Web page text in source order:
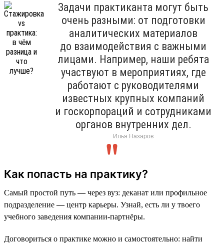
Задачи практиканта могут быть
очень разными: от подготовки
аналитических материалов
до взаимодействия с важными
лицами. Например, наши ребята
участвуют в мероприятиях, где
работают с руководителями
известных крупных компаний
и госкорпораций и сотрудниками
органов внутренних дел.
Илья Назаров
Как попасть на практику?
Самый простой путь — через вуз: деканат или профильное
подразделение — центр карьеры. Узнай, есть ли у твоего
учебного заведения компании-партнёры.
Договориться о практике можно и самостоятельно: найти